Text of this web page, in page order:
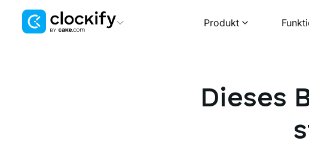
Projekt- und Aufgabenmanagement
Produkt
Dieses